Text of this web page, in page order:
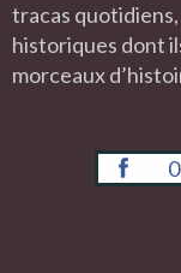
tracas
historiques dont
morceaux
0